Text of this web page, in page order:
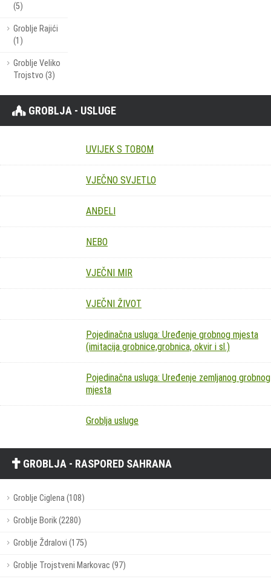
(5)
Groblje Rajići
(1)
Groblje Veliko
Trojstvo (3)
GROBLJA - USLUGE
UVIJEK S TOBOM
VJEČNO SVJETLO
ANĐELI
NEBO
VJEČNI MIR
VJEČNI ŽIVOT
Pojedinačna usluga: Uređenje grobnog mjesta
(imitacija grobnice,grobnica, okvir i sl.)
Pojedinačna usluga: Uređenje zemljanog grobnog
mjesta
Groblja usluge
GROBLJA - RASPORED SAHRANA
Groblje Ciglena (108)
Groblje Borik (2280)
Groblje Ždralovi (175)
Groblje Trojstveni Markovac (97)